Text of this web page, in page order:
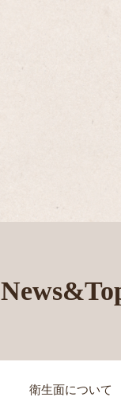
衛生面について